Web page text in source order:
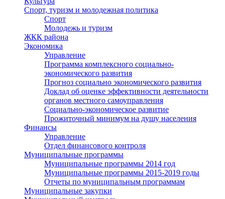
Спорт, туризм и молодежная политика
Спорт
Молодежь и туризм
ЖКК района
Экономика
Управление
Программа комплексного социально-
экономического развития
Прогноз социально экономического развития
Доклад об оценке эффективности деятельности
органов местного самоуправления
Социально-экономическое развитие
Прожиточный минимум на душу населения
Финансы
Управление
Отдел финансового контроля
Муниципальные программы
Муниципальные программы 2014 год
Муниципальные программы 2015-2019 годы
Отчеты по муниципальным программам
Муниципальные закупки